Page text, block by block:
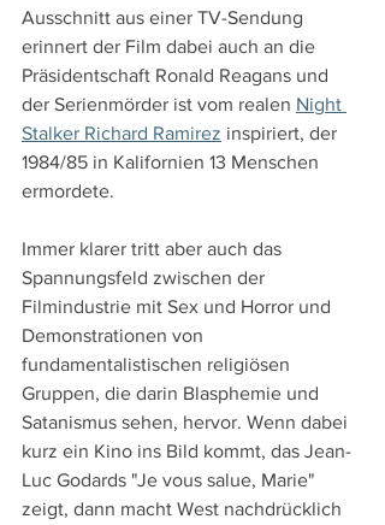
Ausschnitt aus einer TV-Sendung
erinnert der Film dabei auch an die
Präsidentschaft Ronald Reagans und
der Serienmörder ist vom realen Night
Stalker Richard Ramirez inspiriert, der
1984/85 in Kalifornien 13 Menschen
ermordete.
Immer klarer tritt aber auch das
Spannungsfeld zwischen der
Filmindustrie mit Sex und Horror und
Demonstrationen von
fundamentalistischen religiösen
Gruppen, die darin Blasphemie und
Satanismus sehen, hervor. Wenn dabei
kurz ein Kino ins Bild kommt, das Jean-
Luc Godards "Je vous salue, Marie"
zeigt, dann macht West nachdrücklich